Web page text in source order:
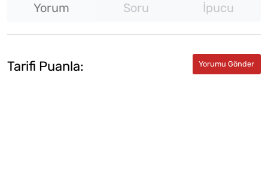
Yorum Soru İpucu
Tarifi Puanla: